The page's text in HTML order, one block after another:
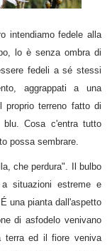
intendiamo fedele alla
lo è senza ombra di
fedeli a sé stessi
aggrappati a una
terreno fatto di
Cosa c'entra tutto
possa sembrare.
che perdura". Il bulbo
situazioni estreme e
una pianta dall'aspetto
di asfodelo venivano
terra ed il fiore veniva